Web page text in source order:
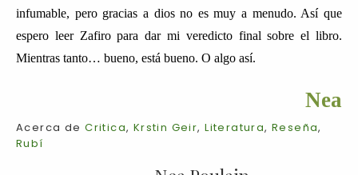
infumable, pero gracias a dios no es muy a menudo. Así que
espero leer Zafiro para dar mi veredicto final sobre el libro.
Mientras tanto… bueno, está bueno. O algo así.
Nea
Acerca deCritica, Krstin Geir,Literatura,Reseña,
Rubí